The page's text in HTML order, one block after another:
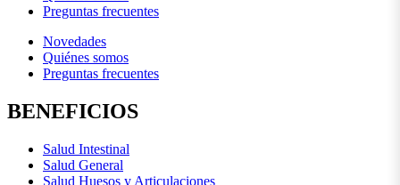
Preguntas frecuentes
Novedades
Quiénes somos
Preguntas frecuentes
BENEFICIOS
Salud Intestinal
Salud General
Salud Huesos y Articulaciones